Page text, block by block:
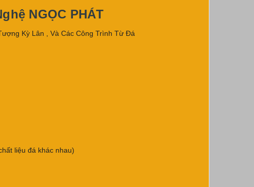
NGỌC PHÁT
Kỳ Lân , Và Các Công Trình Từ Đá
liệu đá khác nhau)